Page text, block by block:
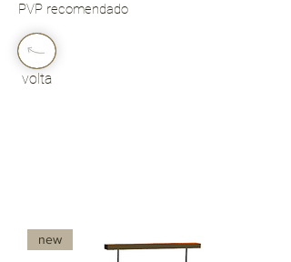
PVP recomendado
volta
new